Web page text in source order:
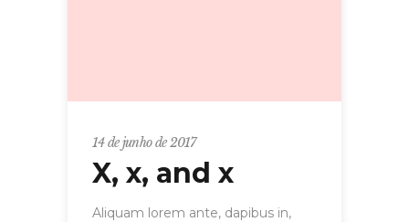
14 de junho de 2017
X, x, and x
Aliquam lorem ante, dapibus in,